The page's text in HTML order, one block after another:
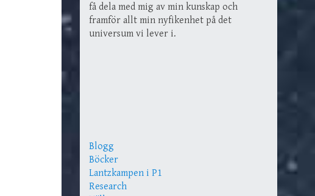
få dela med mig av min kunskap och
framför allt min nyfikenhet på det
universum vi lever i.
Blogg
Böcker
Lantzkampen i P1
Research